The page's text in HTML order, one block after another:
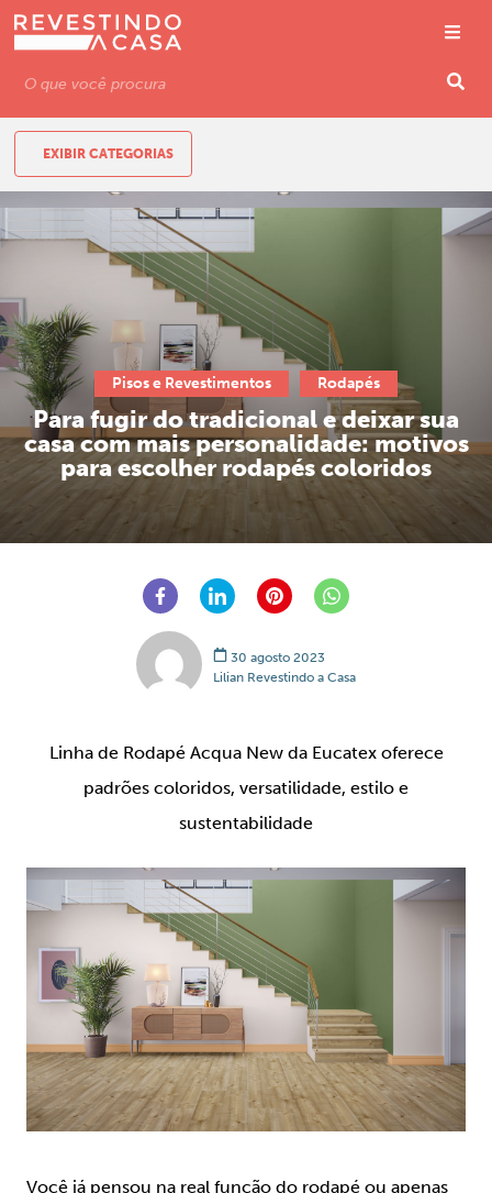
EXIBIR CATEGORIAS
Pisos e Revestimentos Rodapés
Para fugir do tradicional e deixar sua
casa com mais personalidade: motivos
para escolher rodapés coloridos
30 agosto 2023
Lilian Revestindo a Casa
Linha de Rodapé Acqua New da Eucatex oferece
padrões coloridos, versatilidade, estilo e
sustentabilidade
Você já pensou na real função do rodapé ou apenas